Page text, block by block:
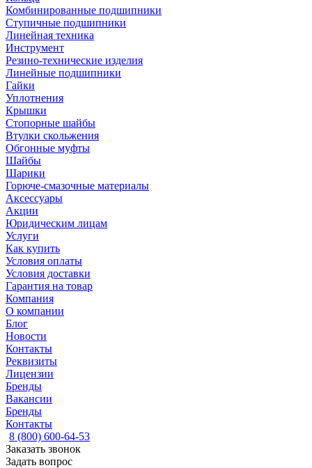
Комбинированные подшипники
Ступичные подшипники
Линейная техника
Инструмент
Резино-технические изделия
Линейные подшипники
Гайки
Уплотнения
Крышки
Стопорные шайбы
Втулки скольжения
Обгонные муфты
Шайбы
Шарики
Горюче-смазочные материалы
Аксессуары
Акции
Юридическим лицам
Услуги
Как купить
Условия оплаты
Условия доставки
Гарантия на товар
Компания
О компании
Блог
Новости
Контакты
Реквизиты
Лицензии
Бренды
Вакансии
Бренды
Контакты
8 (800) 600-64-53
Заказать звонок
Задать вопрос